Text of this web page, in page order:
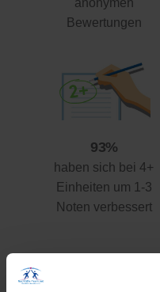
anonymen
Bewertungen
93%
haben sich bei 4+
Einheiten um 1-3
Noten verbessert
Ihre Vorteile